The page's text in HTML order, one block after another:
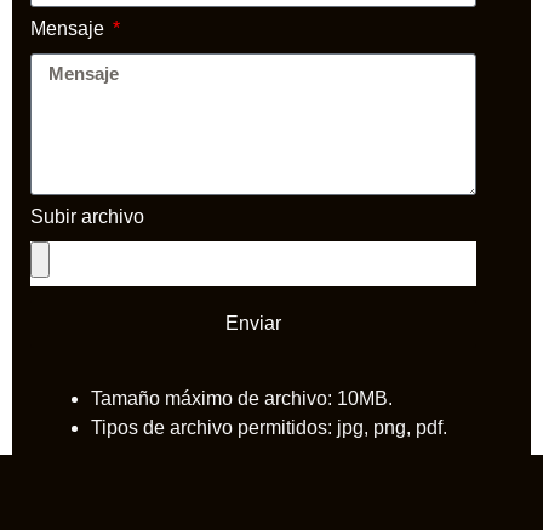
Mensaje
Subir archivo
Enviar
Tamaño máximo de archivo: 10MB.
Tipos de archivo permitidos: jpg, png, pdf.